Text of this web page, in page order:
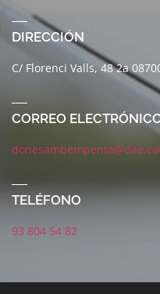
DIRECCIÓN
C/ Florenci Valls, 48 2a
CORREO
TELÉFONO
93 804 54 82